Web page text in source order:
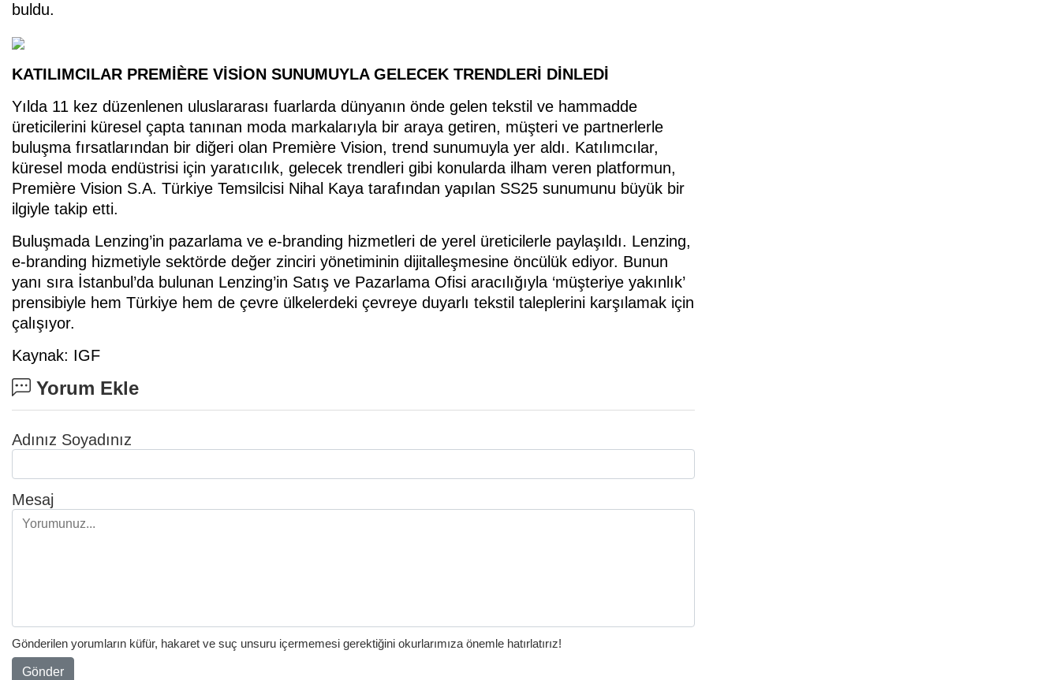
buldu.
KATILIMCILAR PREMİÈRE VİSİON SUNUMUYLA GELECEK TRENDLERİ DİNLEDİ
Yılda 11 kez düzenlenen uluslararası fuarlarda dünyanın önde gelen tekstil ve hammadde
üreticilerini küresel çapta tanınan moda markalarıyla bir araya getiren, müşteri ve partnerlerle
buluşma fırsatlarından bir diğeri olan Première Vision, trend sunumuyla yer aldı. Katılımcılar,
küresel moda endüstrisi için yaratıcılık, gelecek trendleri gibi konularda ilham veren platformun,
Première Vision S.A. Türkiye Temsilcisi Nihal Kaya tarafından yapılan SS25 sunumunu büyük bir
ilgiyle takip etti.
Buluşmada Lenzing’in pazarlama ve e-branding hizmetleri de yerel üreticilerle paylaşıldı. Lenzing,
e-branding hizmetiyle sektörde değer zinciri yönetiminin dijitalleşmesine öncülük ediyor. Bunun
yanı sıra İstanbul’da bulunan Lenzing’in Satış ve Pazarlama Ofisi aracılığıyla ‘müşteriye yakınlık’
prensibiyle hem Türkiye hem de çevre ülkelerdeki çevreye duyarlı tekstil taleplerini karşılamak için
çalışıyor.
Kaynak: IGF
Yorum Ekle
Adınız Soyadınız
Mesaj
Gönderilen yorumların küfür, hakaret ve suç unsuru içermemesi gerektiğini okurlarımıza önemle hatırlatırız!
Gönder